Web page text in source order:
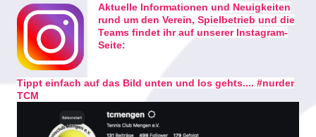
Aktuelle Informationen und Neuigkeiten
rund um den Verein, Spielbetrieb und die
Teams findet ihr auf unserer Instagram-
Seite:
Tippt einfach auf das Bild unten und los gehts.... #nurder
TCM